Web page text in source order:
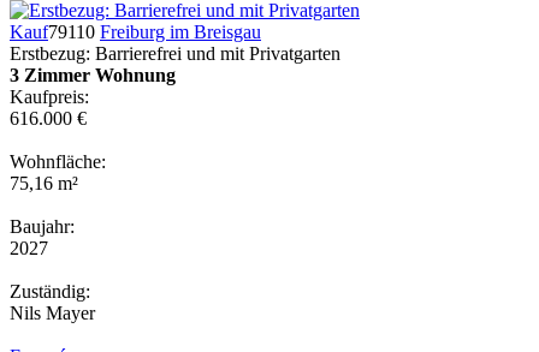
Kauf79110 Freiburg im Breisgau
Erstbezug: Barrierefrei und mit Privatgarten
3 Zimmer Wohnung
Kaufpreis:
616.000 €
Wohnfläche:
75,16 m²
Baujahr:
2027
Zuständig:
Nils Mayer